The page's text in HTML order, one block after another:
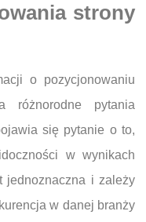
strony
o pozycjonowaniu
różnorodne pytania
się pytanie o to,
w wynikach
jednoznaczna i zależy
w danej branży